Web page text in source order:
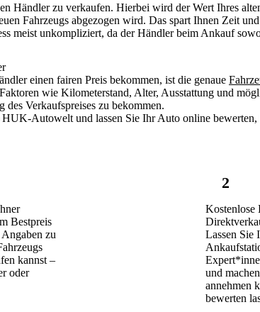
Händler zu verkaufen. Hierbei wird der Wert Ihres
Fahrzeugs abgezogen wird. Das spart Ihnen Zeit
meist unkompliziert, da der Händler beim Ankauf
einen fairen Preis bekommen, ist die genaue
wie Kilometerstand, Alter, Ausstattung und
des Verkaufspreises zu bekommen.
Autowelt und lassen Sie Ihr Auto online bewerten,
Bestpreis
zu
kannst –
oder
2
Kostenlose
Lassen Sie
und
annehmen
bewerten